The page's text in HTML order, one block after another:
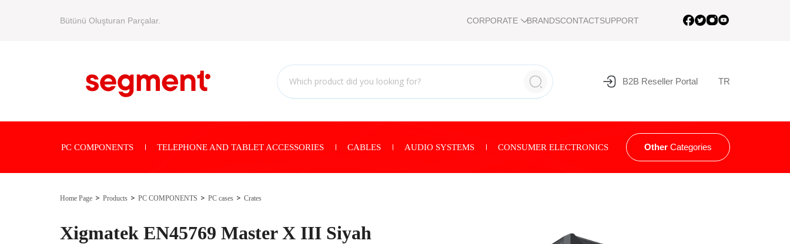
Bütünü Oluşturan Parçalar. CORPORATE BRANDSCONTACTSUPPORT
B2B Reseller Portal TR
PC COMPONENTS TELEPHONE AND TABLET ACCESSORIES CABLES AUDIO SYSTEMS CONSUMER ELECTRONICS Other Categories
Home Page Products PC COMPONENTS PC cases Crates
Xigmatek EN45769 Master X III Siyah